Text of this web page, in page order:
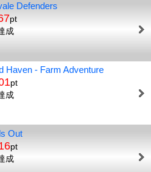
Defenders
pt
成
Haven - Farm Adventure
pt
成
Out
pt
成